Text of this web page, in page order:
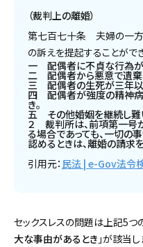
（裁判上の離婚）
第七百七十条 夫婦の一方
の訴えを提起することがで
一 配偶者に不貞な行為が
二 配偶者から悪意で遺棄
三 配偶者の生死が三年以
四 配偶者が強度の精神病
き。
五 その他婚姻を継続し難
２ 裁判所は、前項第一号
る場合であっても、一切の
認めるときは、離婚の請求
引用元： 民法 | e-Gov法令
セックスレスの問題は上記5つ
大な事由があるとき 」が該当